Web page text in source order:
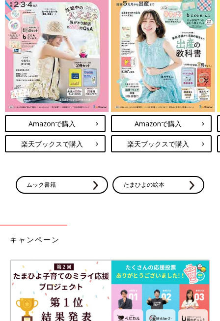
Amazonで購入
楽天ブックスで購入
Amazonで購入
楽天ブックスで購入
ムック書籍 たまひよの絵本
キャンペーン